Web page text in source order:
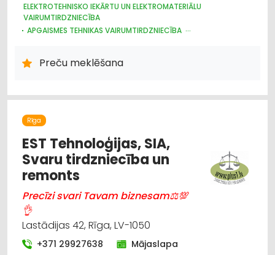
ELEKTROTEHNISKO IEKĀRTU UN ELEKTROMATERIĀLU
VAIRUMTIRDZNIECĪBA
APGAISMES TEHNIKAS VAIRUMTIRDZNIECĪBA
TIRDZNIECĪBA
Preču meklēšana
Rīga
EST Tehnoloģijas, SIA,
Svaru tirdzniecība un
remonts
Precīzi svari Tavam biznesam⚖💯
👌
Lastādijas 42, Rīga, LV-1050
+371 29927638 Mājaslapa